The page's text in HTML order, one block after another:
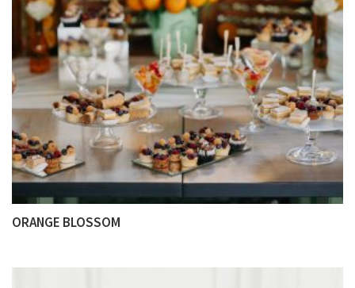
ORANGE BLOSSOM